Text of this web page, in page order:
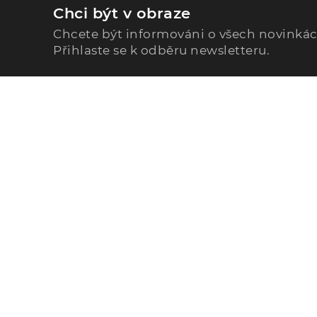
Chci být v obraze
Chcete být informováni o všech
Přihlaste se k odběru newsletteru.